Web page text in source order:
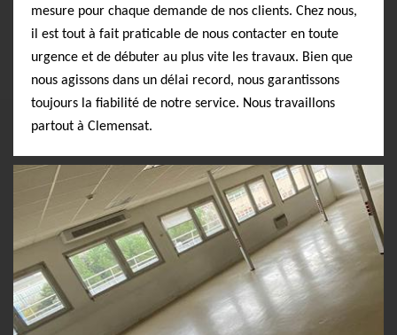
mesure pour chaque demande de nos clients. Chez nous,
il est tout à fait praticable de nous contacter en toute
urgence et de débuter au plus vite les travaux. Bien que
nous agissons dans un délai record, nous garantissons
toujours la fiabilité de notre service. Nous travaillons
partout à Clemensat.